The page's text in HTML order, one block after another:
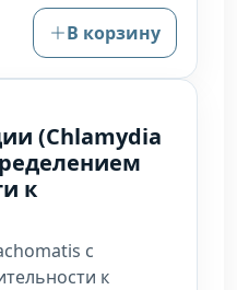
В корзину
(Chlamydia
к
с
к